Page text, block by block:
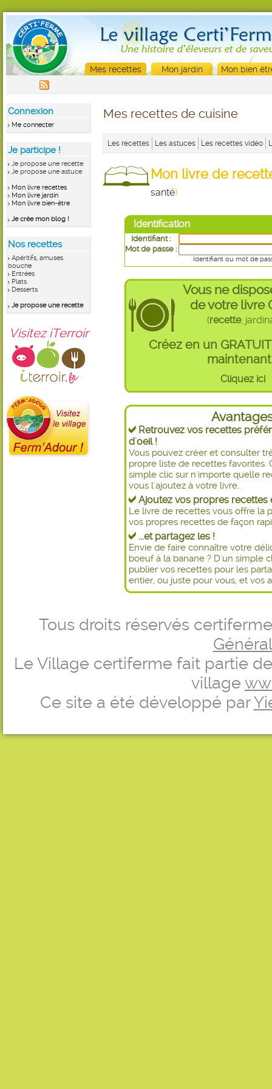
Mes recettes Mon jardin Mon bien
Connexion
Me connecter
Je participe !
Je propose une recette
Je propose une astuce
Mon livre recettes
Mon livre jardin
Mon livre bien-être
Je crée mon blog !
Nos recettes
Apéritifs, amuses
bouche
Entrées
Plats
Desserts
Je propose une recette
Visitez iTerroir
Mes recettes de cuisine
Les recettes Les astuces Les recettes vidéo
Mon livre de
santé)
Identification
Identifiant :
Mot de passe :
Identifiant ou mot de
Vous ne
de votre livre
(recette,
Créez en un
Cliquez ici
Retrouvez vos recettes
d'oeil !
Vous pouvez créer et consulter
propre liste de recettes favorites.
simple clic sur n'importe quelle
vous l'ajoutez à votre livre.
Ajoutez vos propres recettes
Le livre de recettes vous offre la
vos propres recettes de façon
...et partagez les !
Envie de faire connaître votre
boeuf à la banane ? D'un simple
publier vos recettes pour les
entier, ou juste pour vous, et vos
Tous droits réservés
Le Village certiferme fait partie
village
Ce site a été développé par